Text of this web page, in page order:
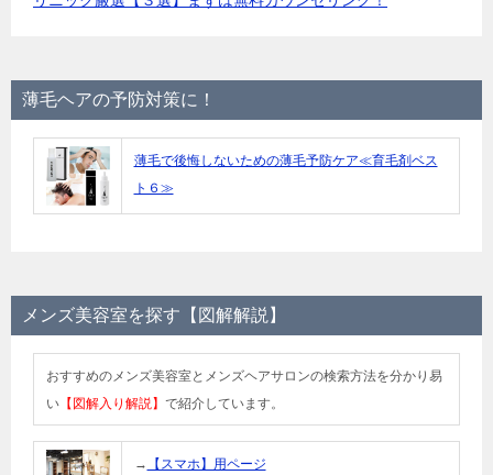
薄毛ヘアの予防対策に！
薄毛で後悔しないための薄毛予防ケア≪育毛剤ベス
ト６≫
メンズ美容室を探す【図解解説】
おすすめのメンズ美容室とメンズヘアサロンの検索方法を分かり易
い【図解入り解説】 で紹介しています。
→ 【スマホ】用ページ